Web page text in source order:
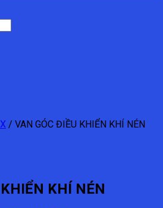
/ VAN GÓC ĐIỀU KHIỂN KHÍ NÉN
KHÍ NÉN